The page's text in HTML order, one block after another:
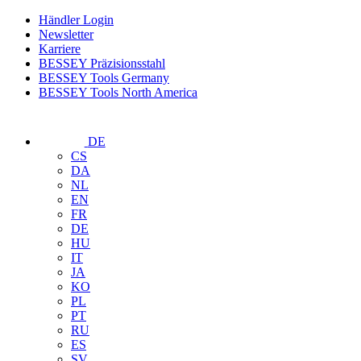
Händler Login
Newsletter
Karriere
BESSEY Präzisionsstahl
BESSEY Tools Germany
BESSEY Tools North America
DE
CS
DA
NL
EN
FR
DE
HU
IT
JA
KO
PL
PT
RU
ES